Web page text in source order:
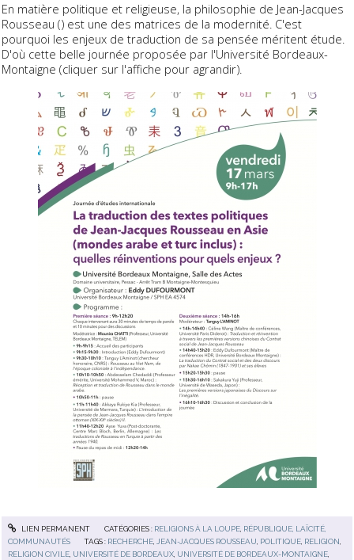
En matière politique et religieuse, la philosophie de Jean-Jacques
Rousseau () est une des matrices de la modernité. C'est
pourquoi les enjeux de traduction de sa pensée méritent étude.
D'où cette belle journée proposée par l'Université Bordeaux-
Montaigne (cliquer sur l'affiche pour agrandir).
LIEN PERMANENT CATÉGORIES : RELIGIONS À LA LOUPE, RÉPUBLIQUE, LAÏCITÉ,
COMMUNAUTÉS
TAGS : RECHERCHE,JEAN-JACQUES ROUSSEAU, POLITIQUE, RELIGION,
RELIGION CIVILE, UNIVERSITÉ DE BORDEAUX, UNIVERSITÉ DE BORDEAUX-MONTAIGNE,